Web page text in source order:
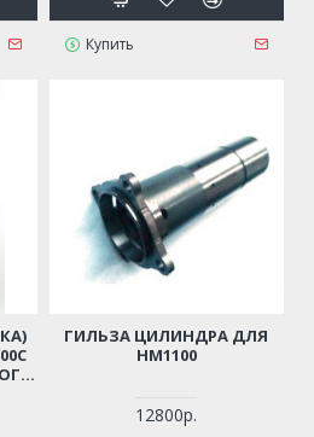
Купить
ГИЛЬЗА ЦИЛИНДРА ДЛЯ
HM1100
12800р.